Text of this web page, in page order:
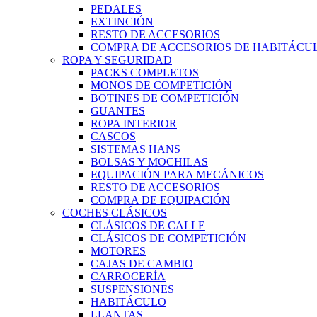
PEDALES
EXTINCIÓN
RESTO DE ACCESORIOS
COMPRA DE ACCESORIOS DE
ROPA Y SEGURIDAD
PACKS COMPLETOS
MONOS DE COMPETICIÓN
BOTINES DE COMPETICIÓN
GUANTES
ROPA INTERIOR
CASCOS
SISTEMAS HANS
BOLSAS Y MOCHILAS
EQUIPACIÓN PARA MECÁNICOS
RESTO DE ACCESORIOS
COMPRA DE EQUIPACIÓN
COCHES CLÁSICOS
CLÁSICOS DE CALLE
CLÁSICOS DE COMPETICIÓN
MOTORES
CAJAS DE CAMBIO
CARROCERÍA
SUSPENSIONES
HABITÁCULO
LLANTAS